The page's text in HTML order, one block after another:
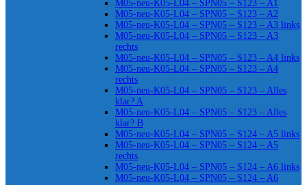
M05-neu-K05-L04 – SPN05 – S123 – A1
M05-neu-K05-L04 – SPN05 – S123 – A2
M05-neu-K05-L04 – SPN05 – S123 – A3 links
M05-neu-K05-L04 – SPN05 – S123 – A3
rechts
M05-neu-K05-L04 – SPN05 – S123 – A4 links
M05-neu-K05-L04 – SPN05 – S123 – A4
rechts
M05-neu-K05-L04 – SPN05 – S123 – Alles
klar? A
M05-neu-K05-L04 – SPN05 – S123 – Alles
klar? B
M05-neu-K05-L04 – SPN05 – S124 – A5 links
M05-neu-K05-L04 – SPN05 – S124 – A5
rechts
M05-neu-K05-L04 – SPN05 – S124 – A6 links
M05-neu-K05-L04 – SPN05 – S124 – A6